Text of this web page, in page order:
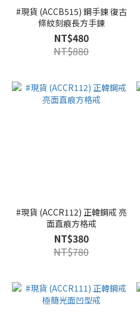
#現貨 (ACCB515) 鋼手鍊 復古
條紋刻痕長方手鍊
NT$480
NT$880
#現貨 (ACCR112) 正韓鋼戒 亮
面直痕方格戒
NT$380
NT$780